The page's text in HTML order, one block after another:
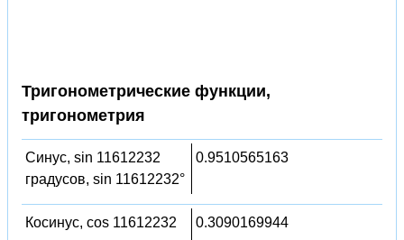
Тригонометрические функции,
тригонометрия
Синус, sin 11612232
градусов, sin 11612232°
0.9510565163
Косинус, cos 11612232
0.3090169944